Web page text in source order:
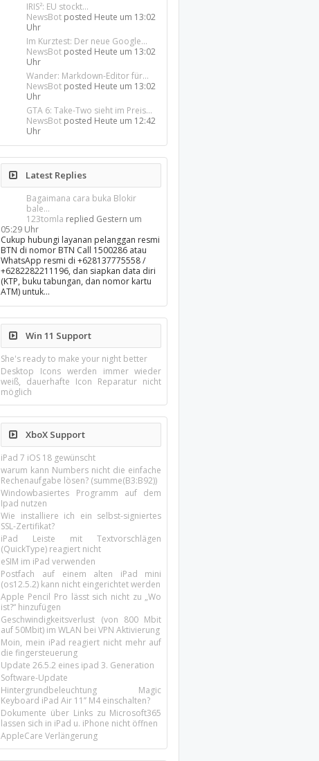
IRIS²: EU stockt...
NewsBot posted Heute um 13:02
Uhr
Im Kurztest: Der neue Google...
NewsBot posted Heute um 13:02
Uhr
Wander: Markdown-Editor für...
NewsBot posted Heute um 13:02
Uhr
GTA 6: Take-Two sieht im Preis...
NewsBot posted Heute um 12:42
Uhr
Latest Replies
Bagaimana cara buka Blokir
bale...
123tomla replied Gestern um
05:29 Uhr
Cukup hubungi layanan pelanggan resmi
BTN di nomor BTN Call 1500286 atau
WhatsApp resmi di +628137775558 /
+6282282211196, dan siapkan data diri
(KTP, buku tabungan, dan nomor kartu
ATM) untuk…
Win 11 Support
She's ready to make your night better
Desktop Icons werden immer wieder
weiß, dauerhafte Icon Reparatur nicht
möglich
XboX Support
iPad 7 iOS 18 gewünscht
warum kann Numbers nicht die einfache
Rechenaufgabe lösen? (summe(B3:B92))
Windowbasiertes Programm auf dem
Ipad nutzen
Wie installiere ich ein selbst-signiertes
SSL-Zertifikat?
iPad Leiste mit Textvorschlägen
(QuickType) reagiert nicht
eSIM im iPad verwenden
Postfach auf einem alten iPad mini
(os12.5.2) kann nicht eingerichtet werden
Apple Pencil Pro lässt sich nicht zu „Wo
ist?“ hinzufügen
Geschwindigkeitsverlust (von 800 Mbit
auf 50Mbit) im WLAN bei VPN Aktivierung
Moin, mein iPad reagiert nicht mehr auf
die fingersteuerung
Update 26.5.2 eines ipad 3. Generation
Software-Update
Hintergrundbeleuchtung Magic
Keyboard iPad Air 11’’ M4 einschalten?
Dokumente über Links zu Microsoft365
lassen sich in iPad u. iPhone nicht öffnen
AppleCare Verlängerung